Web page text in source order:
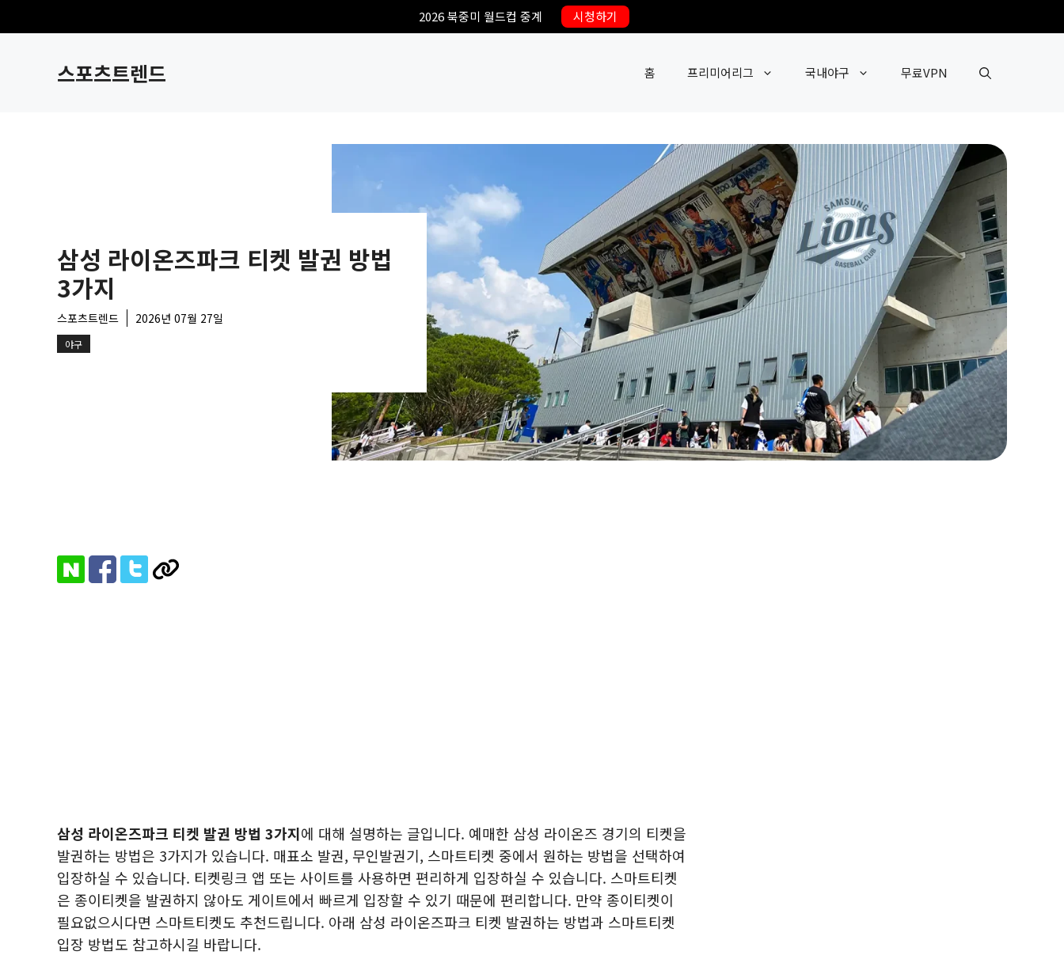
텐
2026 북중미 월드컵 중계 시청하기
스포츠트렌드 홈 프리미어리그 국내야구 무료VPN
삼성 라이온즈파크 티켓 발권 방법
3가지
스포츠트렌드 2026년 07월 27일
야구
삼성 라이온즈파크 티켓 발권 방법 3가지에 대해 설명하는 글입니다. 예매한 삼성 라이온즈 경기의 티켓을
발권하는 방법은 3가지가 있습니다. 매표소 발권, 무인발권기, 스마트티켓 중에서 원하는 방법을 선택하여
입장하실 수 있습니다. 티켓링크 앱 또는 사이트를 사용하면 편리하게 입장하실 수 있습니다. 스마트티켓
은 종이티켓을 발권하지 않아도 게이트에서 빠르게 입장할 수 있기 때문에 편리합니다. 만약 종이티켓이
필요없으시다면 스마트티켓도 추천드립니다. 아래 삼성 라이온즈파크 티켓 발권하는 방법과 스마트티켓
입장 방법도 참고하시길 바랍니다.